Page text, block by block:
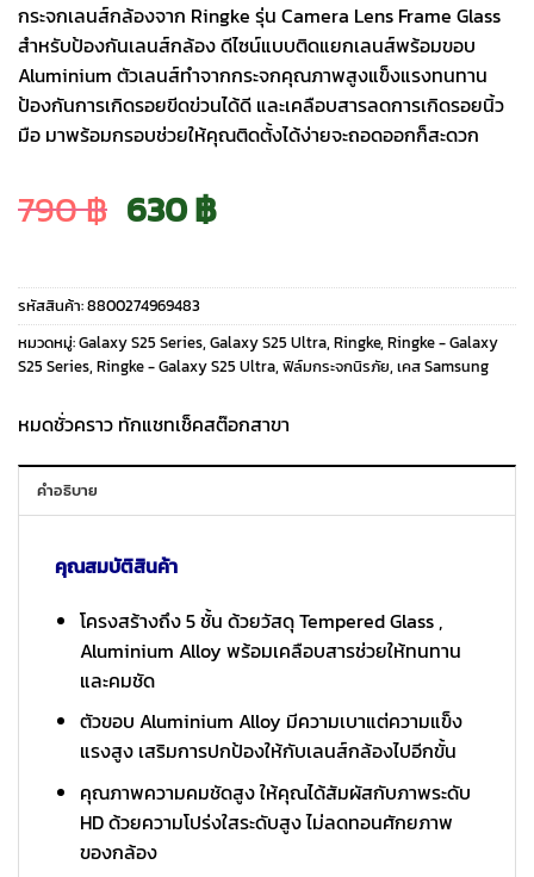
กระจกเลนส์กล้องจาก Ringke รุ่น Camera Lens Frame Glass
สำหรับป้องกันเลนส์กล้อง ดีไซน์แบบติดแยกเลนส์พร้อมขอบ
Aluminium ตัวเลนส์ทำจากกระจกคุณภาพสูงแข็งแรงทนทาน
ป้องกันการเกิดรอยขีดข่วนได้ดี และเคลือบสารลดการเกิดรอยนิ้ว
มือ มาพร้อมกรอบช่วยให้คุณติดตั้งได้ง่ายจะถอดออกก็สะดวก
790฿ Original
price
was:
790 ฿.
630฿Current
price
is:
630 ฿.
รหัสสินค้า:8800274969483
หมวดหมู่:Galaxy S25 Series, Galaxy S25 Ultra, Ringke, Ringke - Galaxy
S25 Series, Ringke - Galaxy S25 Ultra, ฟิล์มกระจกนิรภัย, เคส Samsung
หมดชั่วคราว ทักแชทเช็คสต๊อกสาขา
คำอธิบาย
คุณสมบัติสินค้า
โครงสร้างถึง 5 ชั้น ด้วยวัสดุ Tempered Glass ,
Aluminium Alloy พร้อมเคลือบสารช่วยให้ทนทาน
และคมชัด
ตัวขอบ Aluminium Alloy มีความเบาแต่ความแข็ง
แรงสูง เสริมการปกป้องให้กับเลนส์กล้องไปอีกขั้น
คุณภาพความคมชัดสูง ให้คุณได้สัมผัสกับภาพระดับ
HD ด้วยความโปร่งใสระดับสูง ไม่ลดทอนศักยภาพ
ของกล้อง